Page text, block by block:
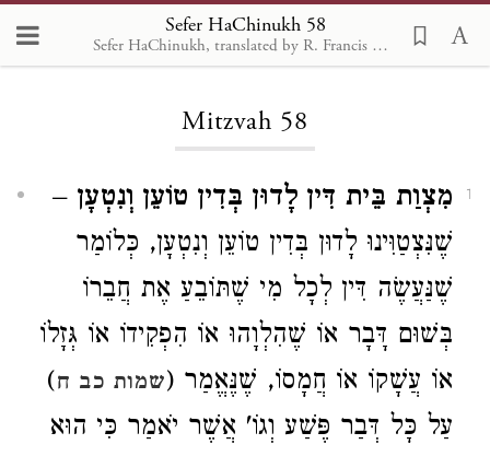
Sefer HaChinukh 58
Sefer HaChinukh, translated by R. Francis Nataf, Sefaria 2018
Loading...
Mitzvah 58
1 מִצְוַת בֵּית דִּין לָדוּן בְּדִין טוֹעֵן וְנִטְעָן –
שֶׁנִּצְטַוִּינוּ לָדוּן בְּדִין טוֹעֵן וְנִטְעָן, כְּלוֹמַר
שֶׁנַּעֲשֶׂה דִּין לְכָל מִי שֶׁתּוֹבֵעַ אֶת חֲבֵרוֹ
בְּשׁוּם דָּבָר אוֹ שֶׁהִלְוָהוּ אוֹ הִפְקִידוֹ אוֹ גְּזָלוֹ
אוֹ עֲשָׁקוֹ אוֹ חֲמָסוֹ, שֶׁנֶּאֱמַר (שמות כב ח)
עַל כָּל דְּבַר פֶּשַׁע וְגוֹ' אֲשֶׁר יֹאמַר כִּי הוּא